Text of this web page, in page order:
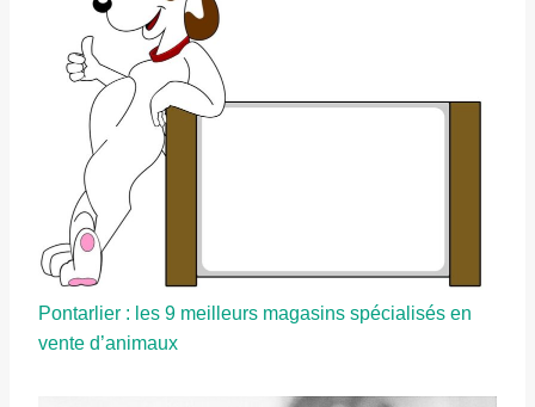
Pontarlier : les 9 meilleurs magasins spécialisés en
vente d’animaux